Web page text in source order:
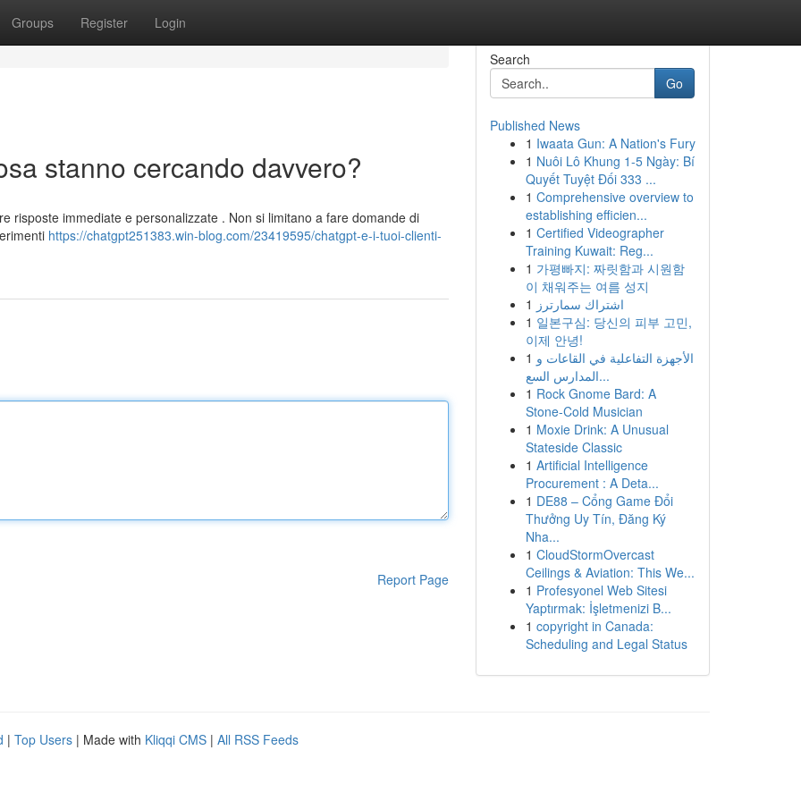
Groups Register Login
stanno cercando davvero?
risposte immediate e personalizzate . Non si limitano a fare domande di
https://chatgpt251383.win-blog.com/23419595/chatgpt-e-i-tuoi-clienti-
Report Page
Search
Go
Published News
1 Iwaata Gun: A Nation's Fury
1 Nuôi Lô Khung 1-5 Ngày: Bí
Quyết Tuyệt Đối 333 ...
1 Comprehensive overview to
establishing efficien...
1 Certified Videographer
Training Kuwait: Reg...
1 가평빠지: 짜릿함과 시원함
이 채워주는 여름 성지
1 اشتراك سمارترز
1 일본구심: 당신의 피부 고민,
이제 안녕!
1 الأجهزة التفاعلية في القاعات و
المدارس السع...
1 Rock Gnome Bard: A
Stone-Cold Musician
1 Moxie Drink: A Unusual
Stateside Classic
1 Artificial Intelligence
Procurement : A Deta...
1 DE88 – Cổng Game Đổi
Thưởng Uy Tín, Đăng Ký
Nha...
1 CloudStormOvercast
Ceilings & Aviation: This We...
1 Profesyonel Web Sitesi
Yaptırmak: İşletmenizi B...
1 copyright in Canada:
Scheduling and Legal Status
| Top Users | Made with Kliqqi CMS | All RSS Feeds